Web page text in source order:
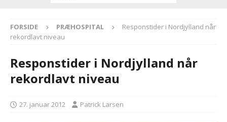
FORSIDE PRÆHOSPITAL
Responstider i Nordjylland når
rekordlavt niveau
Responstider i Nordjylland når
rekordlavt niveau
27. januar 2012 Patrick Larsen